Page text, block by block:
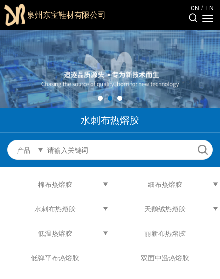
泉州东宝鞋材有限公司
CN / EN
水刺布热熔胶
产品
棉布热熔胶 细布热熔胶
水刺布热熔胶 天鹅绒热熔胶
低温热熔胶 丽新布热熔胶
低弹平布热熔胶 双面中温热熔胶